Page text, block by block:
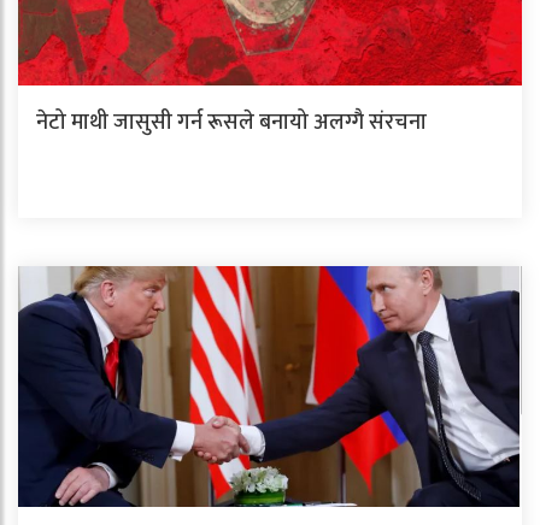
नेटो माथी जासुसी गर्न रूसले बनायो अलग्गै संरचना